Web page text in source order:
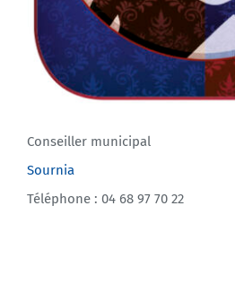
Conseiller municipal
Sournia
Téléphone : 04 68 97 70 22